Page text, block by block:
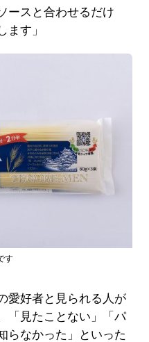
ースと合わせるだけ
ます」
す
愛好者と見られる人が
「見たことない」「パ
らなかった」といった